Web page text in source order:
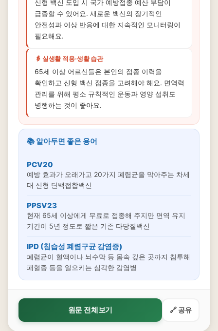
신형 백신 도입 시 국가 예방접종 예산 부담이
급증할 수 있어요. 새로운 백신의 장기적인
안전성과 이상 반응에 대한 지속적인 모니터링이
필요해요.
👵 실생활 적용·생활 습관
65세 이상 어르신들은 본인의 접종 이력을
확인하고 신형 백신 접종을 고려해야 해요. 면역력
관리를 위해 평소 규칙적인 운동과 영양 섭취도
병행하는 것이 좋아요.
📚 알아두면 좋은 용어
PCV20
예방 효과가 오래가고 20가지 폐렴균을 막아주는 차세
대 신형 단백접합백신
PPSV23
현재 65세 이상에게 무료로 접종해 주지만 면역 유지
기간이 5년 정도로 짧은 기존 다당질백신
IPD (침습성 폐렴구균 감염증)
폐렴균이 혈액이나 뇌수막 등 몸속 깊은 곳까지 침투해
패혈증 등을 일으키는 심각한 감염병
원문 전체보기 🔗 공유